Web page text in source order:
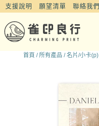
支援說明 願望清單 聯絡我們
首頁 /所有產品 /名片/小卡(p)